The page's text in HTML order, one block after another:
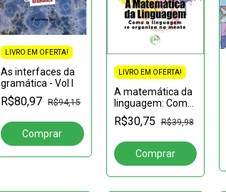
LIVRO EM OFERTA!
As interfaces da
gramática - Vol I
R$80,97 R$94,15
LIVRO EM OFERTA!
A matemática da
linguagem: Como
a linguagem se
organiza na
R$30,75 R$39,98